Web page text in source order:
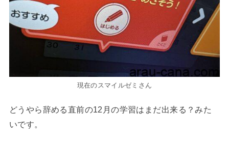
現在のスマイルゼミさん
どうやら辞める直前の12月の学習はまだ出来る？みた
いです。